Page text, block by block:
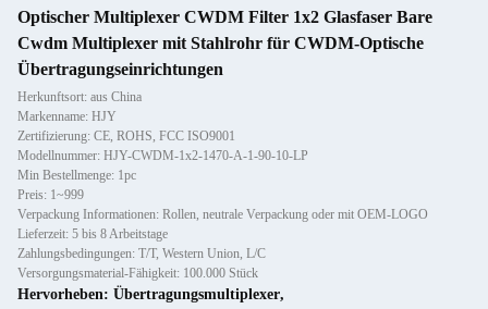
Optischer Multiplexer CWDM Filter 1x2 Glasfaser Bare
Cwdm Multiplexer mit Stahlrohr für CWDM-Optische
Übertragungseinrichtungen
Herkunftsort: aus China
Markenname: HJY
Zertifizierung: CE, ROHS, FCC ISO9001
Modellnummer: HJY-CWDM-1x2-1470-A-1-90-10-LP
Min Bestellmenge: 1pc
Preis: 1~999
Verpackung Informationen: Rollen, neutrale Verpackung oder mit OEM-LOGO
Lieferzeit: 5 bis 8 Arbeitstage
Zahlungsbedingungen: T/T, Western Union, L/C
Versorgungsmaterial-Fähigkeit: 100.000 Stück
Hervorheben: Übertragungsmultiplexer,